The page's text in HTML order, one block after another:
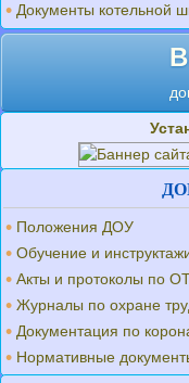
Документы котельной
Положения ДОУ
Обучение и
Акты и протоколы по
Журналы по охране
Документация по
Нормативные